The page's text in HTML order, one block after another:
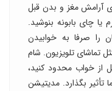
آرامش مغز و بدن قبل
چای بابونه بنوشید.
را صرفا به خوابیدن
تماشای تلویزیون. شام
از خواب محدود کنید،
تأثیر بگذارد. مدیتیشن